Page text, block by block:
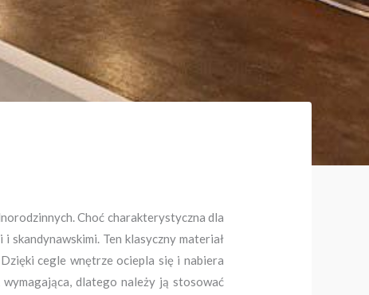
Choć charakterystyczna dla
Ten klasyczny materiał
cegle wnętrze ociepla się i nabiera
dlatego należy ją stosować